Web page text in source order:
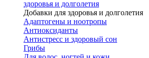
здоровья и долголетия
Добавки для здоровья и долголетия
Адаптогены и ноотропы
Антиоксиданты
Антистресс и здоровый сон
Грибы